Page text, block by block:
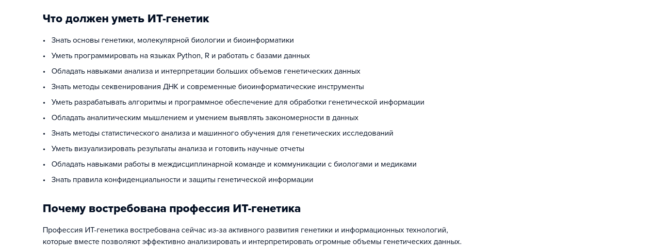
Что должен уметь ИТ-генетик
• Знать основы генетики, молекулярной биологии и биоинформатики
• Уметь программировать на языках Python, R и работать с базами данных
• Обладать навыками анализа и интерпретации больших объемов генетических данных
• Знать методы секвенирования ДНК и современные биоинформатические инструменты
• Уметь разрабатывать алгоритмы и программное обеспечение для обработки генетической информации
• Обладать аналитическим мышлением и умением выявлять закономерности в данных
• Знать методы статистического анализа и машинного обучения для генетических исследований
• Уметь визуализировать результаты анализа и готовить научные отчеты
• Обладать навыками работы в междисциплинарной команде и коммуникации с биологами и медиками
• Знать правила конфиденциальности и защиты генетической информации
Почему востребована профессия ИТ-генетика
Профессия ИТ-генетика востребована сейчас из-за активного развития генетики и информационных технологий,
которые вместе позволяют эффективно анализировать и интерпретировать огромные объемы генетических данных.